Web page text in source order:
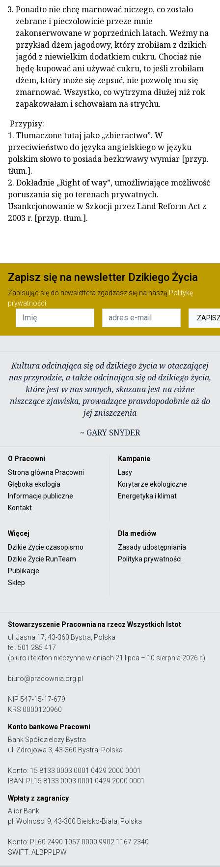
Ponadto nie chcę marnować niczego, co zostało
zebrane i pieczołowicie przeze mnie
zakonserwowane w poprzednich latach. Weźmy na
przykład dżem jagodowy, który zrobiłam z dzikich
jagód z niewielkim dodatkiem cukru. Chociaż nie
będę kupować ani używać cukru, to jeśli zrobiłam
dżem, który może się zepsuć, nie pozwolę mu się
zmarnować. Wszystko, co wytrzyma dłużej niż rok
zapakowałam i schowałam na strychu.
Przypisy:
1. Tłumaczone tutaj jako „zbieractwo”. W
przeciwieństwo do języka angielskiego w języku
polskim słowo to posiada bezkrwawy wymiar [przyp.
tłum.].
2. Dokładnie „Right of way”, umożliwiające możliwość
poruszania się po terenach prywatnych.
Usankcjonowanie w Szkocji przez Land Reform Act z
2003 r. [przyp. tłum.].
Zapisz się na newsletter Dzikiego Życia
Zapisując się do newslettera zgadzasz się na naszą Politykę
prywatności
Kultura odcinająca się od dzikiego życia w otaczającej
nas przyrodzie, a także odcinająca się od dzikiego życia,
które jest w nas samych, skazana jest na różne
niszczące zjawiska, prowadzące prawdopodobnie aż do
jej zniszczenia
~ GARY SNYDER
O Pracowni
Strona główna Pracowni
Głęboka ekologia
Informacje publiczne
Kontakt
Kampanie
Lasy
Korytarze ekologiczne
Energetyka i klimat
Więcej
Dzikie Życie czasopismo
Dzikie Życie RunTeam
Publikacje
Sklep
Dla mediów
Zasady udostępniania
Polityka prywatności
Stowarzyszenie Pracownia na rzecz Wszystkich Istot
ul. Jasna 17, 43-360 Bystra, Polska
tel. 501 285 417
(biuro i telefon nieczynne w dniach 21 lipca – 10 sierpnia 2026 r.)
biuro@pracownia.org.pl
NIP 547-15-17-679
KRS 0000120960
Konto bankowe Pracowni
Bank Spółdzielczy Bystra
ul. Zdrojowa 3, 43-360 Bystra, Polska
Konto: 15 8133 0003 0001 0429 2000 0001
IBAN: PL15 8133 0003 0001 0429 2000 0001
Wpłaty z zagranicy
Alior Bank
pl. Wolności 9, 43-300 Bielsko-Biała, Polska
Konto: PL60 2490 1057 0000 9902 1167 2340
SWIFT: ALBPPLPW